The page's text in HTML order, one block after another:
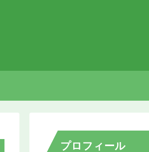
プロフィール